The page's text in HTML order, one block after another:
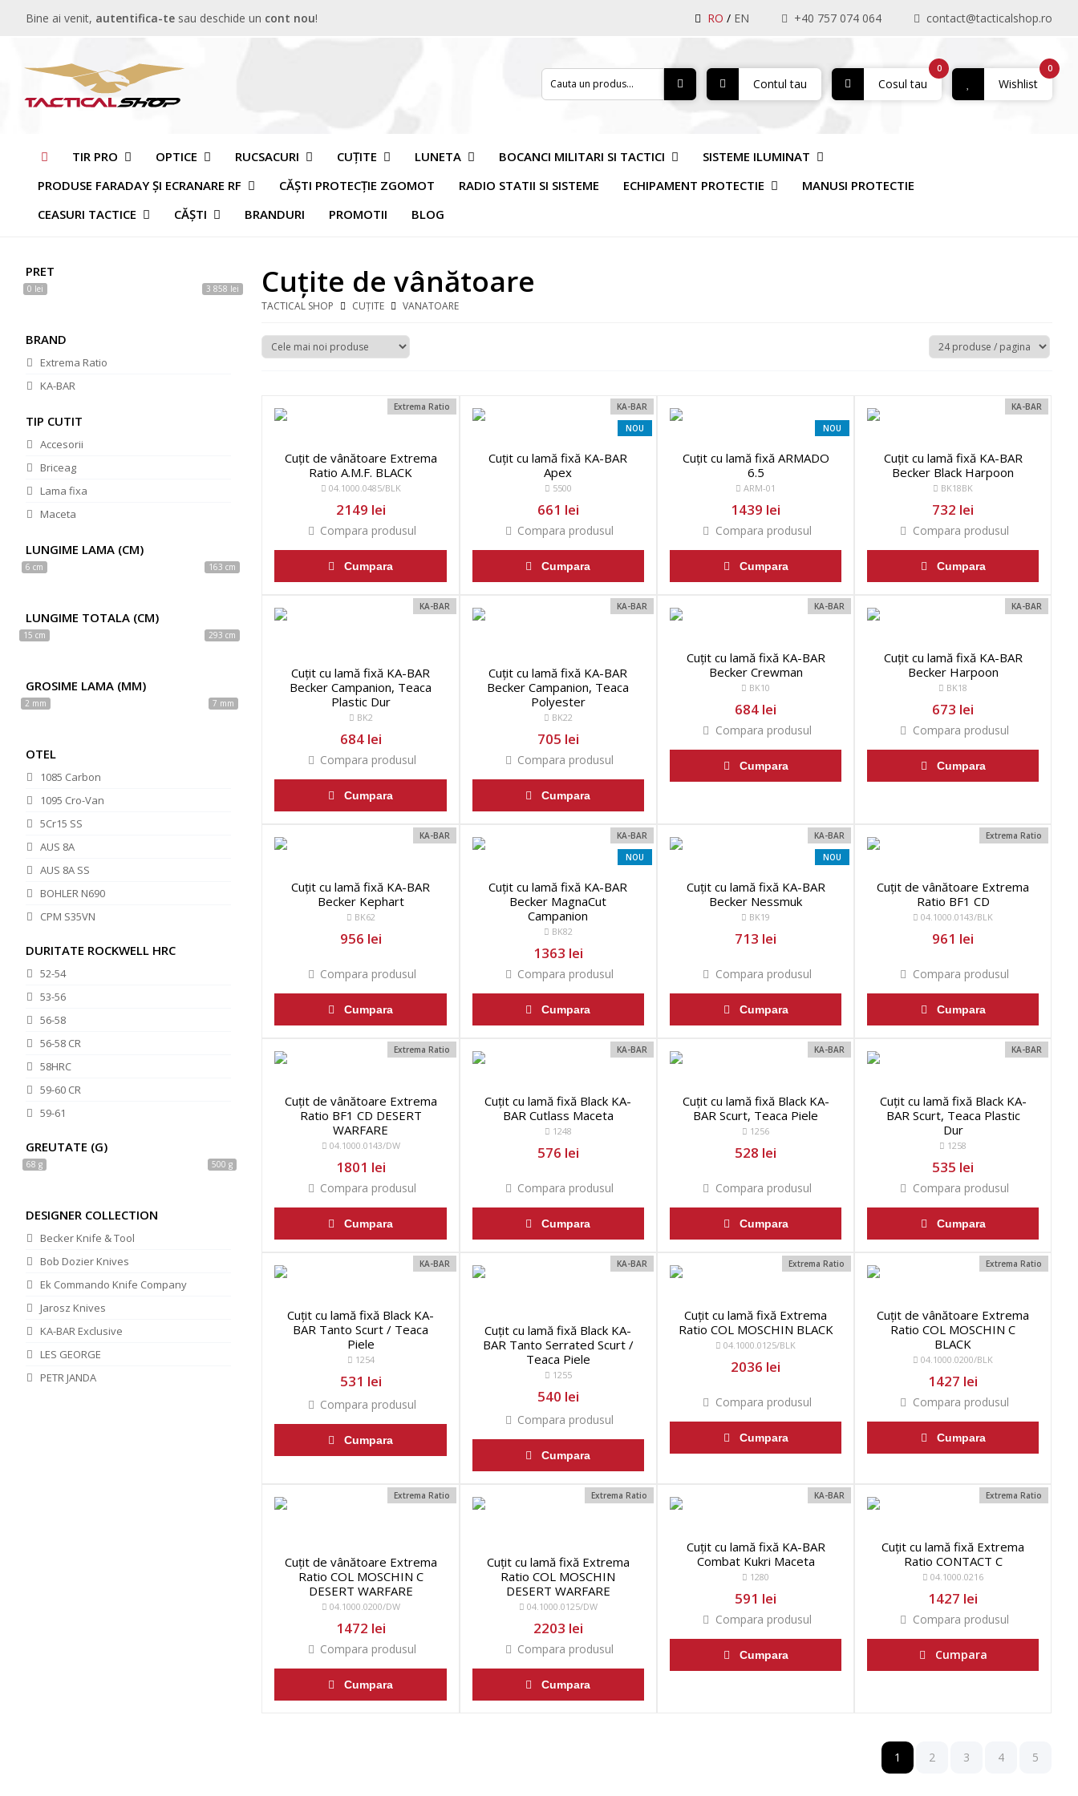
Bine ai venit, autentifica-te sau deschide un cont nou! RO / EN +40 757 074 064 contact@tacticalshop.ro
Contul tau Cosul tau
0
Wishlist
0
TIR PRO OPTICE RUCSACURI CUȚITE LUNETA BOCANCI MILITARI SI TACTICI
SISTEME ILUMINAT
PRODUSE FARADAY ȘI ECRANARE RF
CĂȘTI PROTECȚIE ZGOMOT RADIO STATII SI SISTEME ECHIPAMENT PROTECTIE
MANUSI PROTECTIE
CEASURI TACTICE
CĂȘTI BRANDURI PROMOTII BLOG
PRET
0 lei 3 858 lei
BRAND
Extrema Ratio
KA-BAR
TIP CUTIT
Accesorii
Briceag
Lama fixa
Maceta
LUNGIME LAMA (CM)
6 cm 163 cm
LUNGIME TOTALA (CM)
15 cm 293 cm
GROSIME LAMA (MM)
2 mm 7 mm
OTEL
1085 Carbon
1095 Cro-Van
5Cr15 SS
AUS 8A
AUS 8A SS
BOHLER N690
CPM S35VN
DURITATE ROCKWELL HRC
52-54
53-56
56-58
56-58 CR
58HRC
59-60 CR
59-61
60 HRC
GREUTATE (G)
68 g 500 g
DESIGNER COLLECTION
Becker Knife & Tool
Bob Dozier Knives
Ek Commando Knife Company
Jarosz Knives
KA-BAR Exclusive
LES GEORGE
PETR JANDA
Cuțite de vânătoare
TACTICAL SHOP CUȚITE VANATOARE
Extrema Ratio
Cuțit de vânătoare Extrema
Ratio A.M.F. BLACK
04.1000.0485/BLK
2149 lei
Compara produsul
Cumpara
KA-BAR
Cuțit cu lamă fixă KA-BAR
Apex
5500
661 lei
NOU
Compara produsul
Cumpara
Cuțit cu lamă fixă ARMADO
6.5
ARM-01
1439 lei
NOU
Compara produsul
Cumpara
KA-BAR
Cuțit cu lamă fixă KA-BAR
Becker Black Harpoon
BK18BK
732 lei
Compara produsul
Cumpara
KA-BAR
Cuțit cu lamă fixă KA-BAR
Becker Campanion, Teaca
Plastic Dur
BK2
684 lei
Compara produsul
Cumpara
KA-BAR
Cuțit cu lamă fixă KA-BAR
Becker Campanion, Teaca
Polyester
BK22
705 lei
Compara produsul
Cumpara
KA-BAR
Cuțit cu lamă fixă KA-BAR
Becker Crewman
BK10
684 lei
Compara produsul
Cumpara
KA-BAR
Cuțit cu lamă fixă KA-BAR
Becker Harpoon
BK18
673 lei
Compara produsul
Cumpara
KA-BAR
Cuțit cu lamă fixă KA-BAR
Becker Kephart
BK62
956 lei
Compara produsul
Cumpara
KA-BAR
Cuțit cu lamă fixă KA-BAR
Becker MagnaCut
Campanion
BK82
1363 lei
NOU
Compara produsul
Cumpara
KA-BAR
Cuțit cu lamă fixă KA-BAR
Becker Nessmuk
BK19
713 lei
NOU
Compara produsul
Cumpara
Extrema Ratio
Cuțit de vânătoare Extrema
Ratio BF1 CD
04.1000.0143/BLK
961 lei
Compara produsul
Cumpara
Extrema Ratio
Cuțit de vânătoare Extrema
Ratio BF1 CD DESERT
WARFARE
04.1000.0143/DW
1801 lei
Compara produsul
Cumpara
KA-BAR
Cuțit cu lamă fixă Black KA-
BAR Cutlass Maceta
1248
576 lei
Compara produsul
Cumpara
KA-BAR
Cuțit cu lamă fixă Black KA-
BAR Scurt, Teaca Piele
1256
528 lei
Compara produsul
Cumpara
KA-BAR
Cuțit cu lamă fixă Black KA-
BAR Scurt, Teaca Plastic
Dur
1258
535 lei
Compara produsul
Cumpara
KA-BAR
Cuțit cu lamă fixă Black KA-
BAR Tanto Scurt / Teaca
Piele
1254
531 lei
Compara produsul
Cumpara
KA-BAR
Cuțit cu lamă fixă Black KA-
BAR Tanto Serrated Scurt /
Teaca Piele
1255
540 lei
Compara produsul
Cumpara
Extrema Ratio
Cuțit cu lamă fixă Extrema
Ratio COL MOSCHIN BLACK
04.1000.0125/BLK
2036 lei
Compara produsul
Cumpara
Extrema Ratio
Cuțit de vânătoare Extrema
Ratio COL MOSCHIN C
BLACK
04.1000.0200/BLK
1427 lei
Compara produsul
Cumpara
Extrema Ratio
Cuțit de vânătoare Extrema
Ratio COL MOSCHIN C
DESERT WARFARE
04.1000.0200/DW
1472 lei
Compara produsul
Cumpara
Extrema Ratio
Cuțit cu lamă fixă Extrema
Ratio COL MOSCHIN
DESERT WARFARE
04.1000.0125/DW
2203 lei
Compara produsul
Cumpara
KA-BAR
Cuțit cu lamă fixă KA-BAR
Combat Kukri Maceta
1280
591 lei
Compara produsul
Cumpara
Extrema Ratio
Cuțit cu lamă fixă Extrema
Ratio CONTACT C
04.1000.0216
1427 lei
Compara produsul
Cumpara
1 2 3 4 5